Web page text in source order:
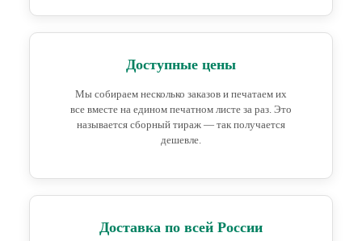
Доступные цены
Мы собираем несколько заказов и печатаем их
все вместе на едином печатном листе за раз. Это
называется сборный тираж — так получается
дешевле.
Доставка по всей России